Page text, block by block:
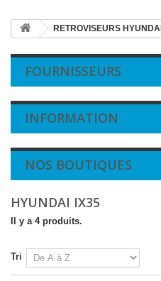
RETROVISEURS HYUNDAI
FOURNISSEURS
INFORMATION
NOS BOUTIQUES
HYUNDAI IX35
Il y a 4 produits.
Tri